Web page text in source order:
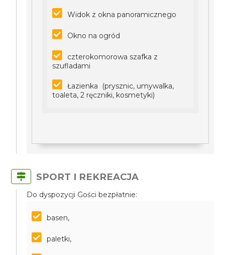
Widok z okna panoramicznego
Okno na ogród
czterokomorowa szafka z
szufladami
Łazienka (prysznic, umywalka,
toaleta, 2 ręczniki, kosmetyki)
SPORT I REKREACJA
Do dyspozycji Gości bezpłatnie:
basen,
paletki,